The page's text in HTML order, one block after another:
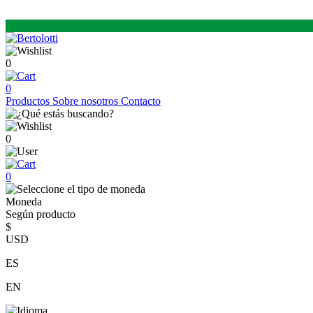
0
0
Productos Sobre nosotros Contacto
0
0
Moneda
Según producto
$
USD
ES
EN